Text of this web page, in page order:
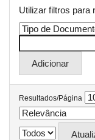
Utilizar filtros para
Resultados/Página